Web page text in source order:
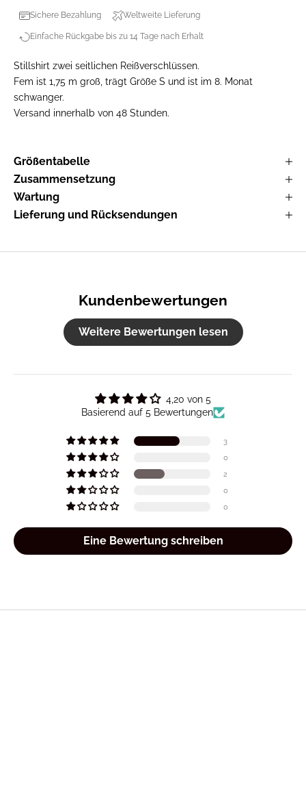
Sichere Bezahlung Weltweite Lieferung
Einfache Rückgabe bis zu 14 Tage nach Erhalt
Stillshirt zwei seitlichen Reißverschlüssen.
Fem ist 1,75 m groß, trägt Größe S und ist im 8. Monat
schwanger.
Versand innerhalb von 48 Stunden.
Größentabelle
Zusammensetzung
Wartung
Lieferung und Rücksendungen
Kundenbewertungen
Weitere Bewertungen lesen
4,20 von 5
Basierend auf 5 Bewertungen
3
0
2
0
0
Eine Bewertung schreiben